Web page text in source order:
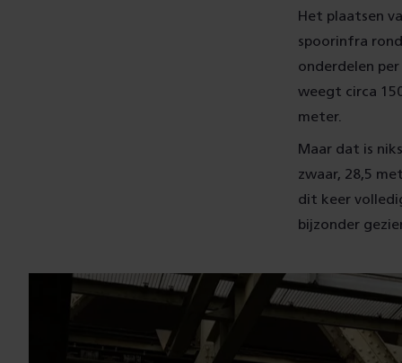
Het plaatsen
spoorinfra
onderdelen
weegt circa
meter.
Maar dat is
zwaar, 28,5
dit keer
bijzonder